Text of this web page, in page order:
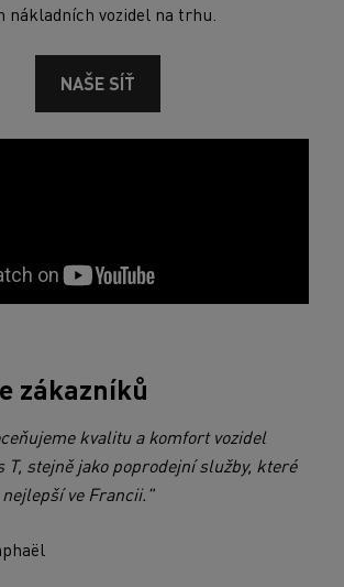
nákladních vozidel na trhu.
NAŠE SÍŤ
zákazníků
kvalitu a komfort vozidel
T, stejně jako poprodejní služby, které
nejlepší ve Francii."